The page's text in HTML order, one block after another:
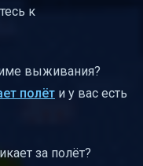
к
выживания?
полёт и у вас есть
за полёт?